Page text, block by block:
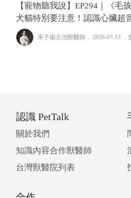
【寵物聽我說】EP294｜《毛
犬貓特別要注意！認識心臟超
業獸醫—宋子揚
宋子揚主治獸醫師 ． 2026-07-13 ．
認識 PetTalk
關於我們
知識內容合作獸醫師
台灣獸醫院列表